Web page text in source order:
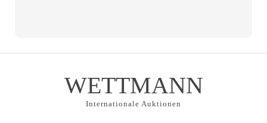
WETTMANN
Internationale Auktionen